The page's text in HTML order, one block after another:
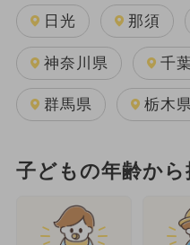
日光 那須
神奈川県 千
群馬県 栃木
子どもの年齢から